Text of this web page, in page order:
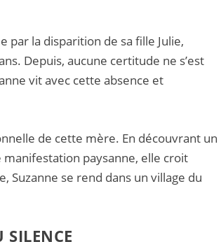
par la disparition de sa fille Julie,
Depuis, aucune certitude ne s’est
vit avec cette absence et
de cette mère. En découvrant un
paysanne, elle croit
Suzanne se rend dans un village du
SILENCE